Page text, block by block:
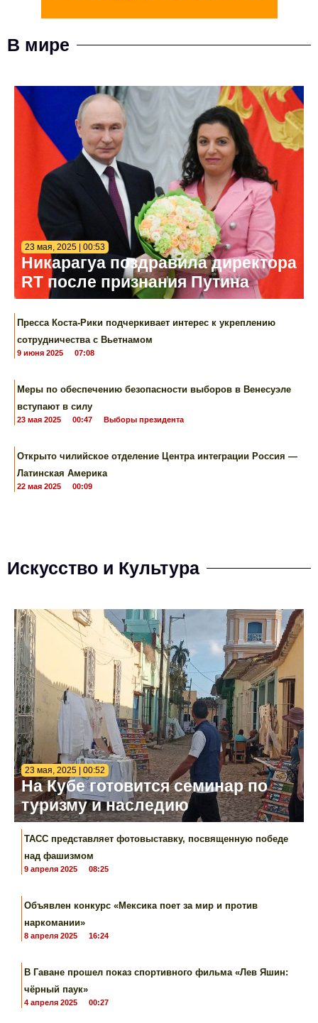
В мире
23 мая, 2025 | 00:53
Никарагуа поздравила директора
RT после признания Путина
Пресса Коста-Рики подчеркивает интерес к укреплению
сотрудничества с Вьетнамом
9 июня 2025 07:08
Меры по обеспечению безопасности выборов в Венесуэле
вступают в силу
23 мая 2025 00:47 Выборы президента
Открыто чилийское отделение Центра интеграции Россия —
Латинская Америка
22 мая 2025 00:09
Искусство и Культура
23 мая, 2025 | 00:52
На Кубе готовится семинар по
туризму и наследию
ТАСС представляет фотовыставку, посвященную победе
над фашизмом
9 апреля 2025 08:25
Объявлен конкурс «Мексика поет за мир и против
наркомании»
8 апреля 2025 16:24
В Гаване прошел показ спортивного фильма «Лев Яшин:
чёрный паук»
4 апреля 2025 00:27